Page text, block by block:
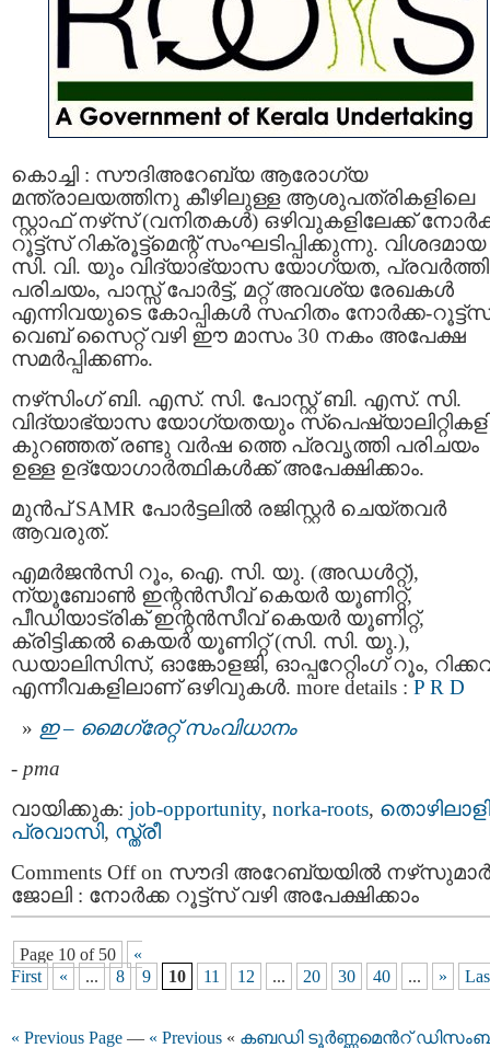
കൊച്ചി : സൗദിഅറേബ്യ ആരോഗ്യ
മന്ത്രാലയത്തിനു കീഴിലുള്ള ആശുപത്രികളിലെ
സ്റ്റാഫ്‌ നഴ്‌സ് (വനിതകൾ) ഒഴിവുകളിലേക്ക്
റൂട്ട്‌സ് റിക്രൂട്ട്‌മെന്റ് സംഘടിപ്പിക്കുന്നു. വിശദമായ
സി. വി. യും വിദ്യാഭ്യാസ യോഗ്യത, പ്രവർത്തി
പരിചയം, പാസ്സ് പോർട്ട്, മറ്റ് അവശ്യ രേഖകൾ
എന്നിവയുടെ കോപ്പികൾ സഹിതം നോർക്ക-
വെബ് സൈറ്റ് വഴി ഈ മാസം 30 നകം അപേക്ഷ
സമർപ്പിക്കണം.
നഴ്‌സിംഗ് ബി. എസ്. സി. പോസ്റ്റ് ബി. എസ്. സി.
വിദ്യാഭ്യാസ യോഗ്യതയും
കുറഞ്ഞത് രണ്ടു വർഷ ത്തെ പ്രവൃത്തി പരിചയം
ഉള്ള ഉദ്യോഗാർത്ഥികൾക്ക് അപേക്ഷിക്കാം.
മുൻപ് SAMR പോർട്ടലിൽ രജിസ്റ്റർ ചെയ്തവർ
ആവരുത്.
എമർജൻസി റൂം, ഐ. സി. യു. (അഡൾറ്റ്),
ന്യൂബോൺ ഇന്റൻസീവ് കെയർ യൂണിറ്റ്,
പീഡിയാട്രിക് ഇന്റൻസീവ് കെയർ യൂണിറ്റ്,
ക്രിട്ടിക്കൽ കെയർ യൂണിറ്റ് (സി. സി. യു.),
ഡയാലിസിസ്, ഓങ്കോളജി, ഓപ്പറേറ്റിംഗ് റൂം,
എന്നീവകളിലാണ് ഒഴിവുകൾ. more details : P R D
ഇ – മൈഗ്രേറ്റ് സംവിധാനം
- pma
വായിക്കുക: job-opportunity, norka-roots, തൊഴിലാളി
പ്രവാസി, സ്ത്രീ
Comments Offon സൗദി അറേബ്യയിൽ
ജോലി : നോർക്ക റൂട്ട്‌സ് വഴി അപേക്ഷിക്കാം
Page 10 of 50
«
First
« ... 8 9 10 11 12 ... 20 30 40 ... »
« Previous Page — « Previous « കബഡി ടൂർണ്ണമെൻറ്